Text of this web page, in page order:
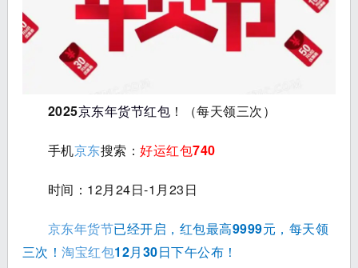
2025京东年货节红包 ！ （每天领三次）
手机京东搜索：好运红包740
时间：12月24日-1月23日
京东年货节已经开启，红包最高9999元，每天领
三次！淘宝红包12月30日下午公布！